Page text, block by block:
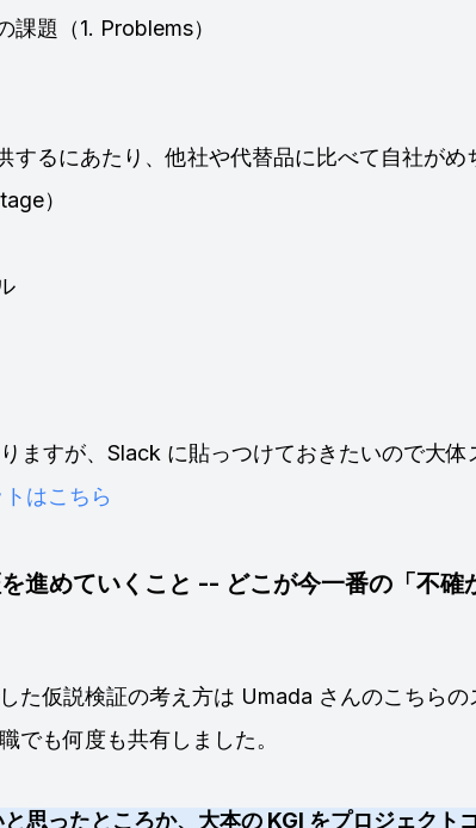
課題（1. Problems）
するにあたり、他社や代替品に比べて自社がめ
）
ますが、Slack に貼っつけておきたいので大体
はこちら
進めていくこと -- どこが今一番の「不確
た仮説検証の考え方は Umada さんのこちら
でも何度も共有しました。
思ったところか、大本の KGI をプロジェクト